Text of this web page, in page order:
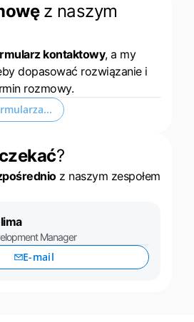
z naszym
kontaktowy, a my
dopasować rozwiązanie i
rozmowy.
czekać?
z naszym zespołem
Manager
E-mail